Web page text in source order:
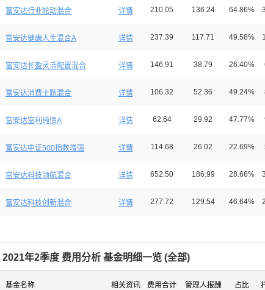
富安达行业轮动混合 详情 210.05 136.24 64.86%
富安达健康人生混合A 详情 237.39 117.71 49.58%
富安达长盈灵活配置混合 详情 146.91 38.79 26.40%
富安达消费主题混合 详情 106.32 52.36 49.24%
富安达富利纯债A 详情 62.64 29.92 47.77%
富安达中证500指数增强 详情 114.68 26.02 22.69%
富安达科技领航混合 详情 652.50 186.99 28.66%
富安达科技创新混合 详情 277.72 129.54 46.64%
2021年2季度 费用分析 基金明细一览 (全部)
基金名称 相关资讯 费用合计 管理人报酬 占比